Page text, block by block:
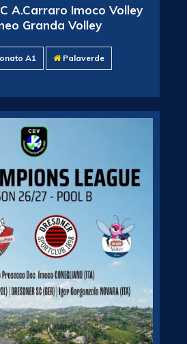
A.Carraro Imoco Volley
Granda Volley
A1 Palaverde